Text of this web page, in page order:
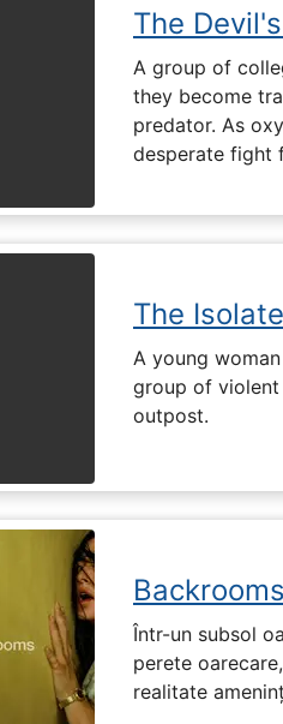
The
A group of
they become
predator. As
desperate fight
The
A young
group of
outpost.
Într-un subsol
perete
realitate